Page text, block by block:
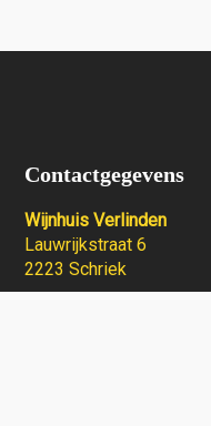
Contactgegevens
Wijnhuis Verlinden
Lauwrijkstraat 6
2223 Schriek